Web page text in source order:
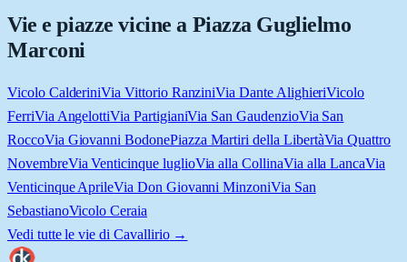
Vie e piazze vicine a Piazza Guglielmo
Marconi
Vicolo CalderiniVia Vittorio RanziniVia Dante AlighieriVicolo
FerriVia AngelottiVia PartigianiVia San GaudenzioVia San
RoccoVia Giovanni BodonePiazza Martiri della LibertàVia Quattro
NovembreVia Venticinque luglioVia alla CollinaVia alla LancaVia
Venticinque AprileVia Don Giovanni MinzoniVia San
SebastianoVicolo Ceraia
Vedi tutte le vie di Cavallirio→